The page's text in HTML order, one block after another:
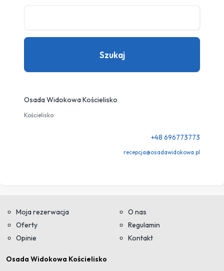
Szukaj
Osada Widokowa Kościelisko
Kościelisko
+48 696773773
recepcja@osadawidokowa.pl
Moja rezerwacja
Oferty
Opinie
O nas
Regulamin
Kontakt
Osada Widokowa Kościelisko